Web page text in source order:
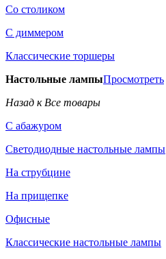
Со столиком
С диммером
Классические торшеры
Настольные лампыПросмотреть
Назад к Все товары
С абажуром
Светодиодные настольные лампы
На струбцине
На прищепке
Офисные
Классические настольные лампы